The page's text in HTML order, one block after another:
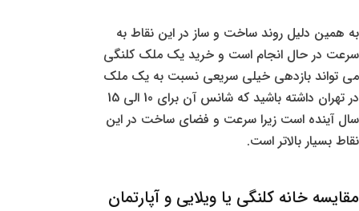
به همین دلیل روند ساخت و ساز در این نقاط به
سرعت در حال انجام است و خرید یک ملک کلنگی
می تواند بازدهی خیلی سریعی نسبت به یک ملک
در تهران داشته باشید که شانس آن برای 10 الی 15
سال آینده است زیرا سرعت و فضای ساخت در این
نقاط بسیار بالاتر است.
مقایسه خانه کلنگی یا ویلایی و آپارتمان